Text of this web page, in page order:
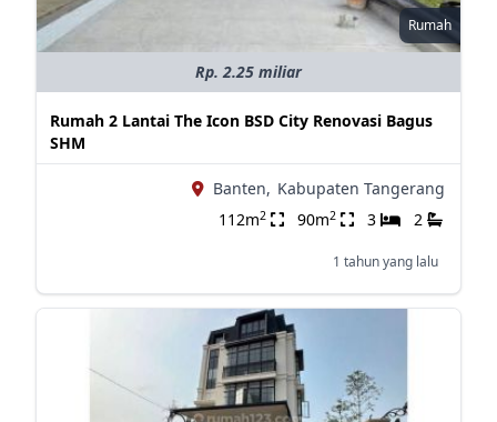
Rumah
Rp. 2.25 miliar
Rumah 2 Lantai The Icon BSD City Renovasi Bagus
SHM
Banten, Kabupaten Tangerang
112m2 90m2 3 2
1 tahun yang lalu